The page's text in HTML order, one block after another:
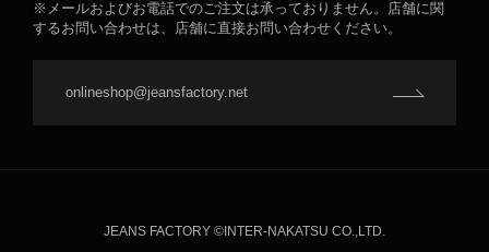
※メールおよびお電話でのご注文は承っておりません。店舗に関
するお問い合わせは、店舗に直接お問い合わせください。
onlineshop@jeansfactory.net
JEANS FACTORY ©INTER-NAKATSU CO.,LTD.